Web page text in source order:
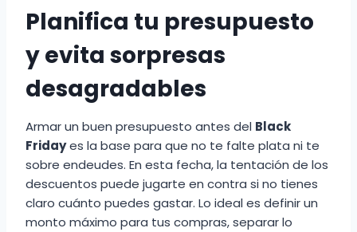
Planifica tu presupuesto
y evita sorpresas
desagradables
Armar un buen presupuesto antes del Black
Fridayes la base para que no te falte plata ni te
sobre endeudes. En esta fecha, la tentación de los
descuentos puede jugarte en contra si no tienes
claro cuánto puedes gastar. Lo ideal es definir un
monto máximo para tus compras, separar lo